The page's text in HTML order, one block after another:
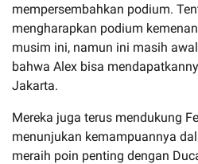
mempersembahkan podium.
mengharapkan podium
musim ini, namun ini masih
bahwa Alex bisa
Jakarta.
Mereka juga terus mendukung
menunjukan kemampuannya
meraih poin penting dengan